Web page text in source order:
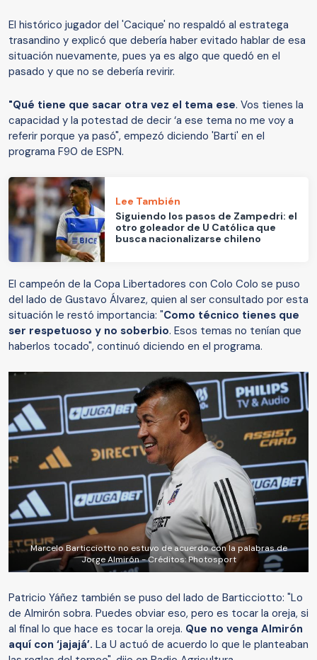
El histórico jugador del 'Cacique' no respaldó al estratega
trasandino y explicó que debería haber evitado hablar de esa
situación nuevamente, pues ya es algo que quedó en el
pasado y que no se debería revirir.
"Qué tiene que sacar otra vez el tema ese. Vos tienes la
capacidad y la potestad de decir ‘a ese tema no me voy a
referir porque ya pasó", empezó diciendo 'Barti' en el
programa F90 de ESPN.
Lee También
Siguiendo los pasos de Zampedri: el
otro goleador de U Católica que
busca nacionalizarse chileno
El campeón de la Copa Libertadores con Colo Colo se puso
del lado de Gustavo Álvarez, quien al ser consultado por esta
situación le restó importancia: "Como técnico tienes que
ser respetuoso y no soberbio. Esos temas no tenían que
haberlos tocado", continuó diciendo en el programa.
Marcelo Barticciotto no estuvo de acuerdo con la palabras de
Jorge Almirón - Créditos: Photosport
Patricio Yáñez también se puso del lado de Barticciotto: "Lo
de Almirón sobra. Puedes obviar eso, pero es tocar la oreja, si
al final lo que hace es tocar la oreja. Que no venga Almirón
aquí con ‘jajajá’. La U actuó de acuerdo lo que le planteaban